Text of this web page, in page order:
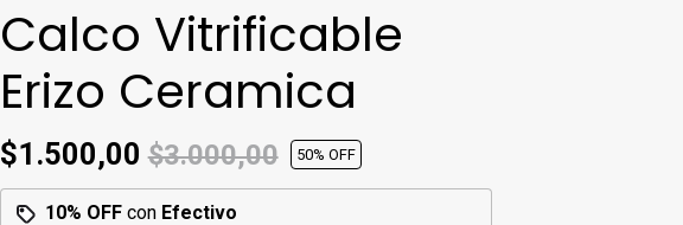
Calco Vitrificable
Erizo Ceramica
$1.500,00$3.000,00 50% OFF
10% OFFcon Efectivo